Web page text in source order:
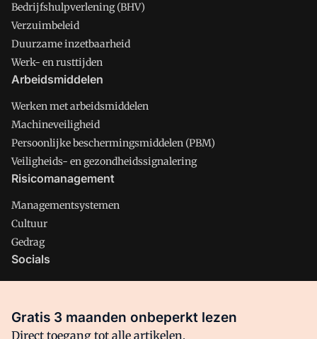
Bedrijfshulpverlening (BHV)
Verzuimbeleid
Duurzame inzetbaarheid
Werk- en rusttijden
Arbeidsmiddelen
Werken met arbeidsmiddelen
Machineveiligheid
Persoonlijke beschermingsmiddelen (PBM)
Veiligheids- en gezondheidssignalering
Risicomanagement
Managementsystemen
Cultuur
Gedrag
Socials
Facebook
Gratis 3 maanden onbeperkt lezen
Direct toegang tot alle artikelen,